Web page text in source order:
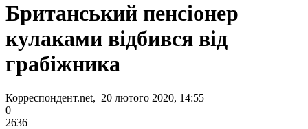
Британський пенсіонер
кулаками відбився від
грабіжника
Корреспондент.net, 20 лютого 2020, 14:55
0
2636